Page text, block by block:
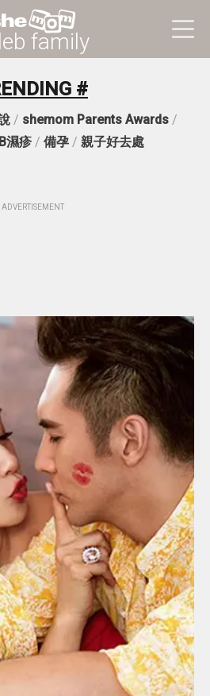
family
#
/ shemom Parents Awards/
濕疹/ 備孕/ 親子好去處
ADVERTISEMENT